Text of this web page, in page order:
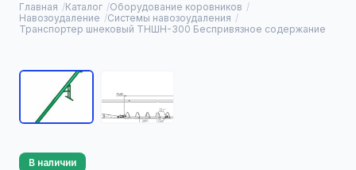
Главная Каталог
Оборудование коровников
Навозоудаление
Системы навозоудаления
Транспортер шнековый ТНШН-300 Беспривязное содержание
В наличии